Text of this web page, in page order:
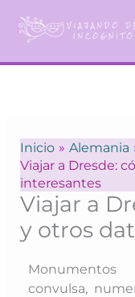
contenido
Inicio
Alemania
Viajar a Dresde:
interesantes
Viajar a
y otros
convulsa,